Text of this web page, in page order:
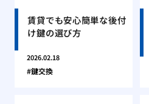
賃貸でも安心簡単な後付
け鍵の選び方
2026.02.18
鍵交換